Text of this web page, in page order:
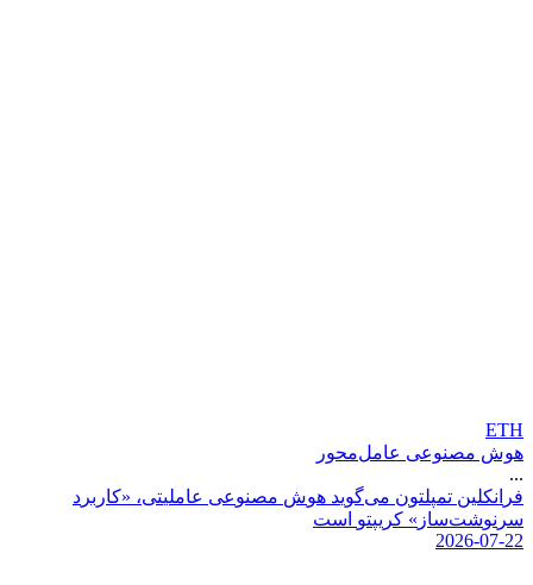
ETH
هوش مصنوعی عامل‌محور
...
فر نکلین تمپلتون میگوید هوش مصنوعی عاملیتی، «کار بر د
سر نوشتساز » کر یپتو ست
2026-07-22